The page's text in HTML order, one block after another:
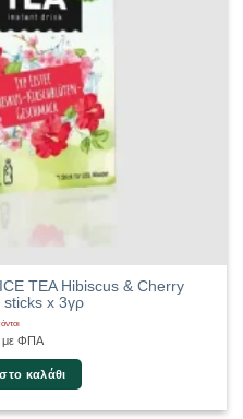
TEA Hibiscus & Cherry
sticks x 3γρ
με ΦΠΑ
καλάθι